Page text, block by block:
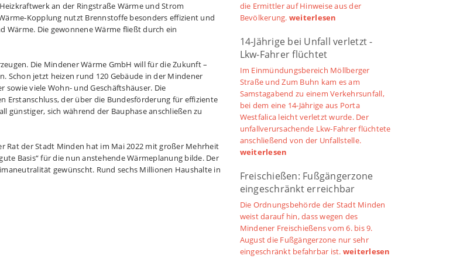
an der Ringstraße Wärme und Strom
Kopplung nutzt Brennstoffe besonders effizient und
Wärme. Die gewonnene Wärme fließt durch ein
Die Mindener Wärme GmbH will für die Zukunft –
Schon jetzt heizen rund 120 Gebäude in der Mindener
viele Wohn- und Geschäftshäuser. Die
Erstanschluss, der über die Bundesförderung für effiziente
günstiger, sich während der Bauphase anschließen zu
Rat der Stadt Minden hat im Mai 2022 mit großer Mehrheit
Basis“ für die nun anstehende Wärmeplanung bilde. Der
gewünscht. Rund sechs Millionen Haushalte in
die Ermittler auf Hinweise aus der
Bevölkerung. weiterlesen
14-Jährige bei Unfall verletzt -
Lkw-Fahrer flüchtet
Im Einmündungsbereich Möllberger
Straße und Zum Buhn kam es am
Samstagabend zu einem Verkehrsunfall,
bei dem eine 14-Jährige aus Porta
Westfalica leicht verletzt wurde. Der
unfallverursachende Lkw-Fahrer flüchtete
anschließend von der Unfallstelle.
weiterlesen
Freischießen: Fußgängerzone
eingeschränkt erreichbar
Die Ordnungsbehörde der Stadt Minden
weist darauf hin, dass wegen des
Mindener Freischießens vom 6. bis 9.
August die Fußgängerzone nur sehr
eingeschränkt befahrbar ist. weiterlesen